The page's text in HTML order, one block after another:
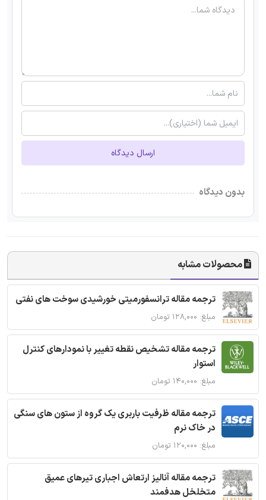
ارسال دیدگاه
بدون دیدگاه
محصولات مشابه
ترجمه مقاله ترانسفورمیتی خورشیدی سوخت های نفتی
مبلغ: ۱۲۸,۰۰۰ تومان
ترجمه مقاله تشخیص نقطه تغییر با نمودارهای کنترل
استوار
مبلغ: ۱۴۰,۰۰۰ تومان
ترجمه مقاله ظرفیت باربری یک گروه از ستون های سنگی
در خاک نرم
مبلغ: ۱۲۰,۰۰۰ تومان
ترجمه مقاله آنالیز ارتعاش اجباری تیرهای عمیق
متخلخل هدفمند